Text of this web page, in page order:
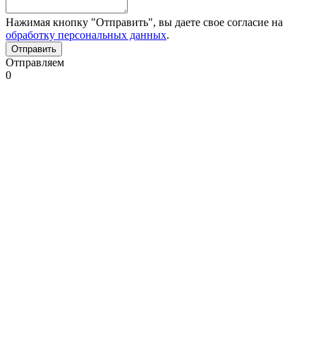
Нажимая кнопку "Отправить", вы даете свое согласие на
обработку персональных данных.
Отправляем
0